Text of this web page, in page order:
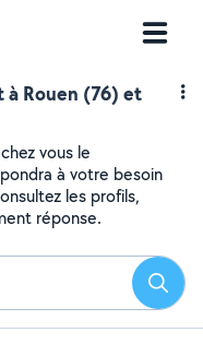
à Rouen (76) et
vous le
à votre besoin
les profils,
réponse.